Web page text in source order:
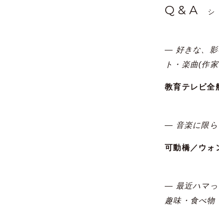
Q&A
― 好きな、影
ト・楽曲(作
教育テレビ
― 音楽に限ら
可動橋／ウォ
― 最近ハマっ
趣味・食べ物